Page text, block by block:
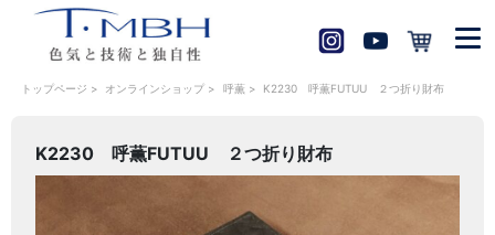
トップページ > オンラインショップ > 呼薫 > K2230 呼薫FUTUU ２つ折り財布
K2230 呼薫FUTUU ２つ折り財布